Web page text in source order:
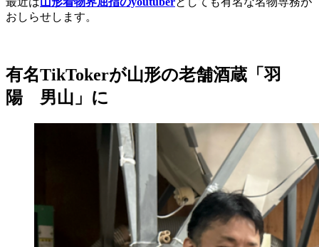
おしらせします。
有名TikTokerが山形の老舗酒蔵「羽
陽 男山」に